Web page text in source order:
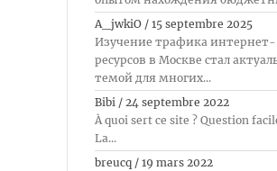
A_jwkiO / 15 septembre 2025
Изучение трафика интернет-
ресурсов в Москве стал
темой для многих...
Bibi / 24 septembre 2022
À quoi sert ce site ? Question
La...
breucq / 19 mars 2022